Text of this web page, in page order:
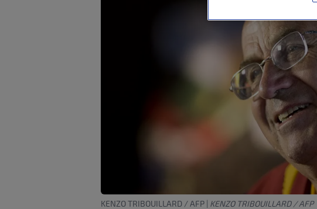
KENZO TRIBOUILLARD / AFP | KENZO TRIBOUILLARD / AFP